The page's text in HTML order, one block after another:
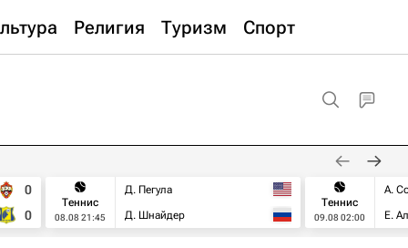
Религия Туризм Спорт
0
0
Теннис
08.08 21:45
Д. Пегула
Д. Шнайдер
Теннис
09.08 02:00
А.
Е.